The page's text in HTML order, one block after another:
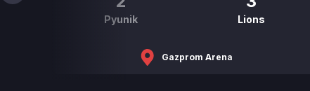
Pyunik Lions
Gazprom Arena